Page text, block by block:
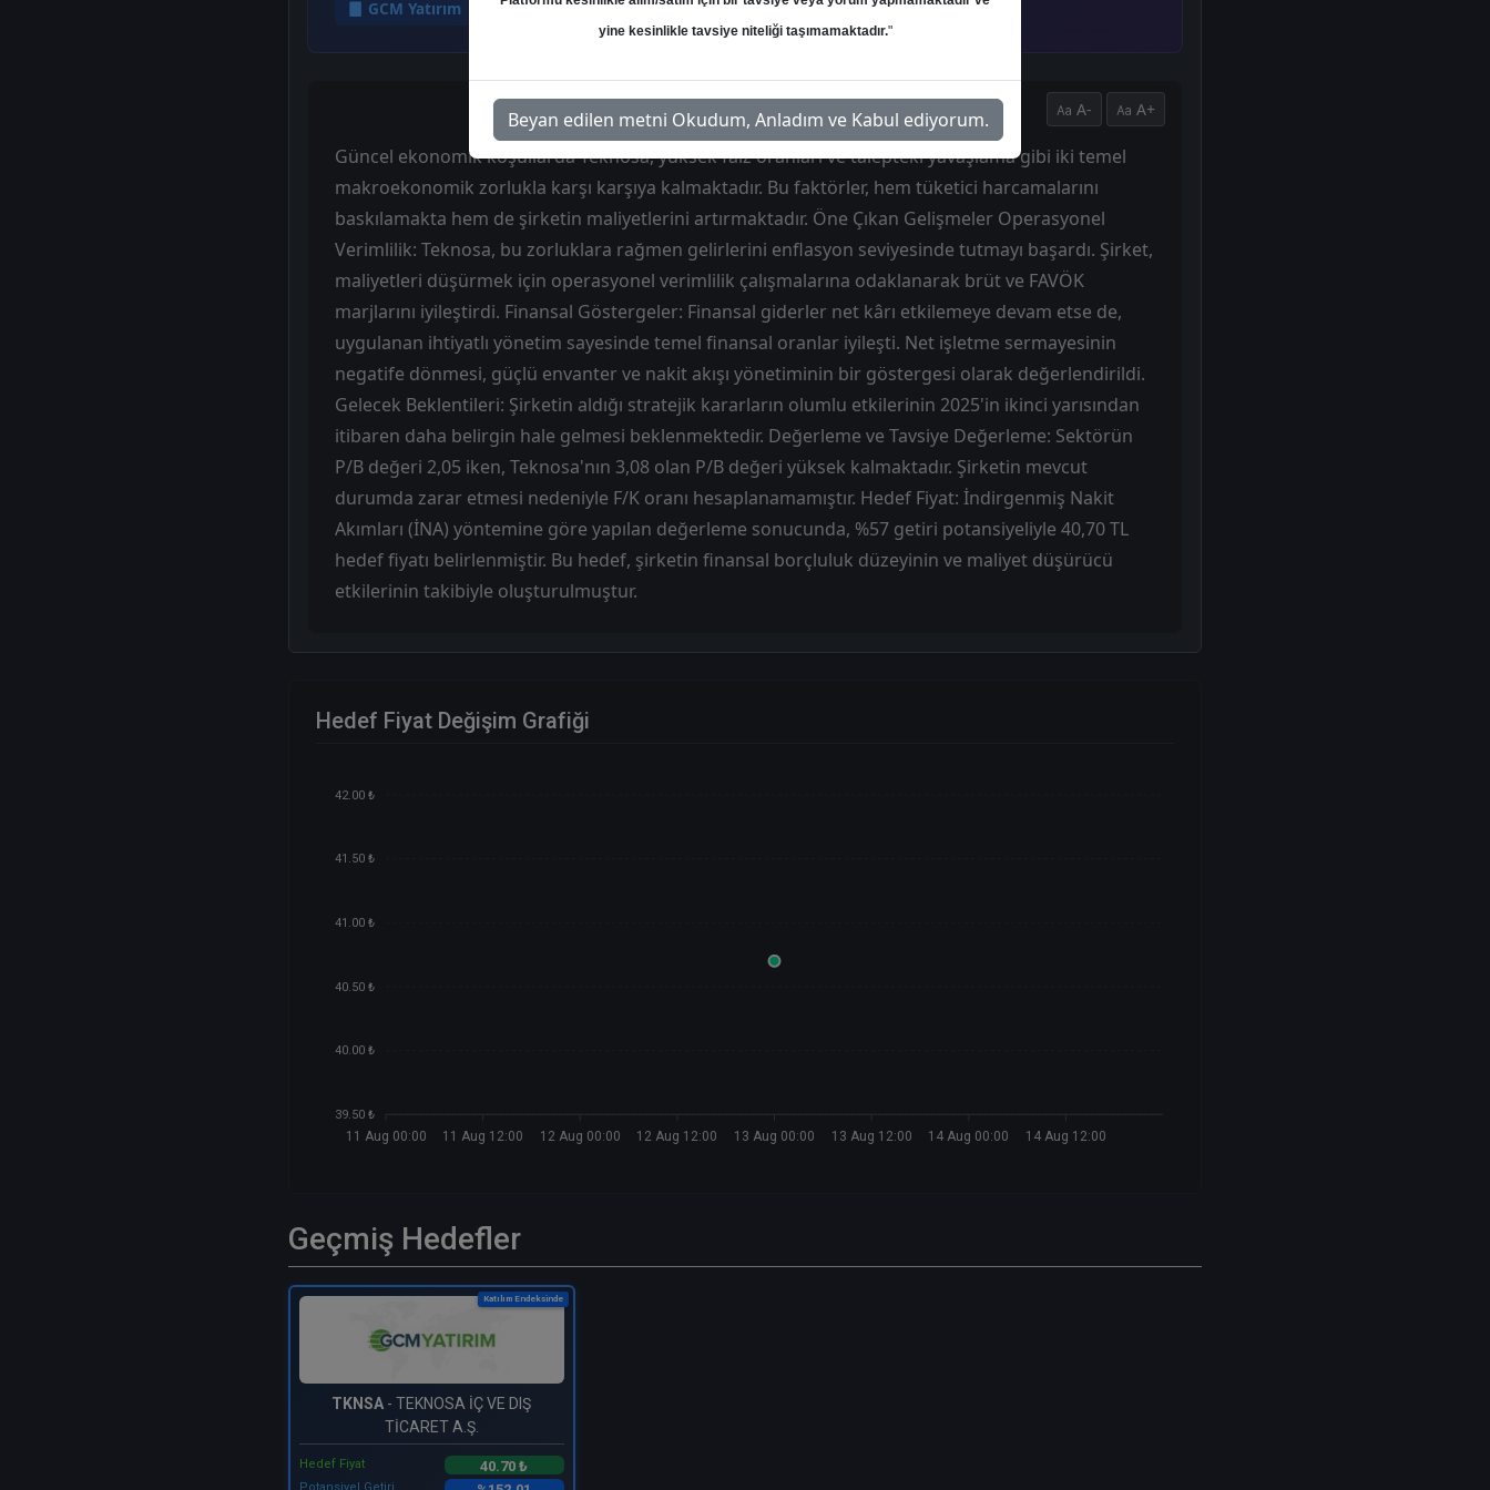
GCM Yatırım Hedef: 40.70 ₺ Potansiyel: %152.01
A- A+
Güncel ekonomik koşullarda Teknosa, yüksek faiz oranları ve talepteki yavaşlama gibi iki temel
makroekonomik zorlukla karşı karşıya kalmaktadır. Bu faktörler, hem tüketici harcamalarını
baskılamakta hem de şirketin maliyetlerini artırmaktadır. Öne Çıkan Gelişmeler Operasyonel
Verimlilik: Teknosa, bu zorluklara rağmen gelirlerini enflasyon seviyesinde tutmayı başardı. Şirket,
maliyetleri düşürmek için operasyonel verimlilik çalışmalarına odaklanarak brüt ve FAVÖK
marjlarını iyileştirdi. Finansal Göstergeler: Finansal giderler net kârı etkilemeye devam etse de,
uygulanan ihtiyatlı yönetim sayesinde temel finansal oranlar iyileşti. Net işletme sermayesinin
negatife dönmesi, güçlü envanter ve nakit akışı yönetiminin bir göstergesi olarak değerlendirildi.
Gelecek Beklentileri: Şirketin aldığı stratejik kararların olumlu etkilerinin 2025'in ikinci yarısından
itibaren daha belirgin hale gelmesi beklenmektedir. Değerleme ve Tavsiye Değerleme: Sektörün
P/B değeri 2,05 iken, Teknosa'nın 3,08 olan P/B değeri yüksek kalmaktadır. Şirketin mevcut
durumda zarar etmesi nedeniyle F/K oranı hesaplanamamıştır. Hedef Fiyat: İndirgenmiş Nakit
Akımları (İNA) yöntemine göre yapılan değerleme sonucunda, %57 getiri potansiyeliyle 40,70 TL
hedef fiyatı belirlenmiştir. Bu hedef, şirketin finansal borçluluk düzeyinin ve maliyet düşürücü
etkilerinin takibiyle oluşturulmuştur.
Hedef Fiyat Değişim Grafiği
42.00 ₺
41.50 ₺
41.00 ₺
40.50 ₺
40.00 ₺
39.50 ₺
11 Aug 00:00 11 Aug 12:00 12 Aug 00:00 12 Aug 12:00 13 Aug 00:00 13 Aug 12:00 14 Aug 00:00 14 Aug 12:00
Geçmiş Hedefler
Katılım Endeksinde
TKNSA - TEKNOSA İÇ VE DIŞ
TİCARET A.Ş.
Hedef Fiyat 40.70 ₺
yine kesinlikle tavsiye niteliği taşımamaktadır."
Beyan edilen metni Okudum, Anladım ve Kabul ediyorum.